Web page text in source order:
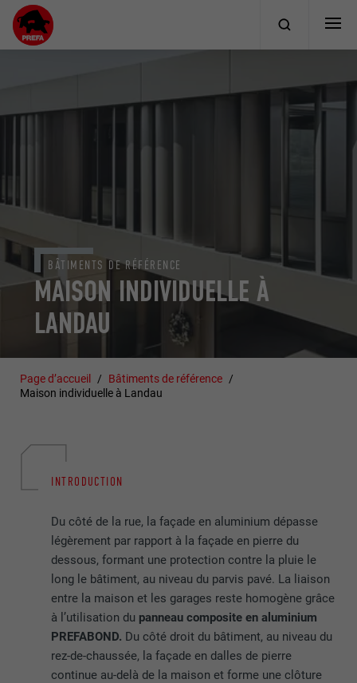
MAISON INDIVIDUELLE À
LANDAU
BÂTIMENTS DE RÉFÉRENCE
Page d’accueil
Bâtiments de référence
Maison individuelle à Landau
INTRODUCTION
Du côté de la rue, la façade en aluminium dépasse
légèrement par rapport à la façade en pierre du
dessous, formant une protection contre la pluie le
long le bâtiment, au niveau du parvis pavé. La liaison
entre la maison et les garages reste homogène grâce
à l’utilisation du panneau composite en aluminium
PREFABOND. Du côté droit du bâtiment, au niveau du
rez-de-chaussée, la façade en dalles de pierre
continue au-delà de la maison et forme une clôture